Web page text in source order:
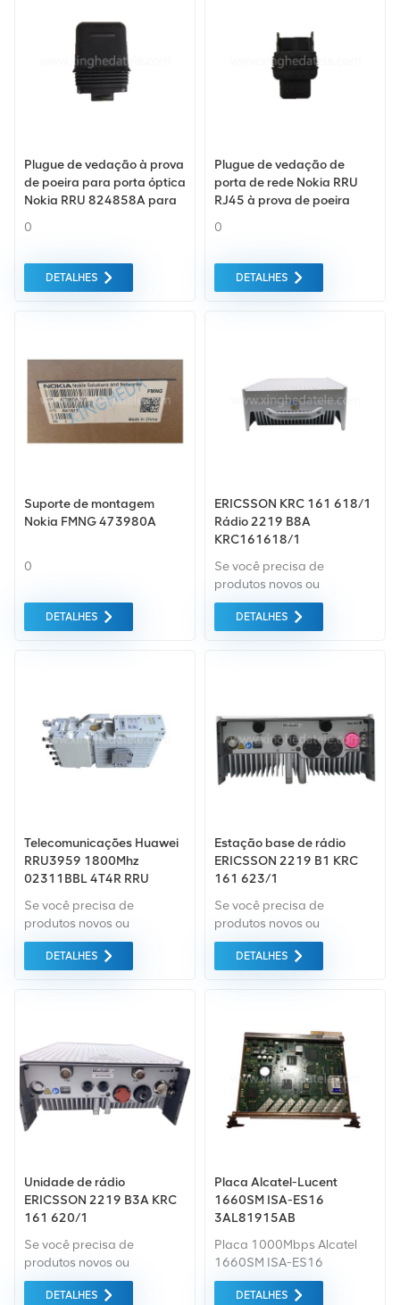
Plugue de vedação à prova
de poeira para porta óptica
Nokia RRU 824858A para
0
DETALHES
Plugue de vedação de
porta de rede Nokia RRU
RJ45 à prova de poeira
0
DETALHES
Suporte de montagem
Nokia FMNG 473980A
0
DETALHES
ERICSSON KRC 161 618/1
Rádio 2219 B8A
KRC161618/1
Se você precisa de
produtos novos ou
renovados, leva em
consideração garantia
apenas equipamentos de
possível.
DETALHES
Telecomunicações Huawei
RRU3959 1800Mhz
02311BBL 4T4R RRU
Se você precisa de
produtos novos ou
renovados, leva em
consideração garantia
apenas equipamentos de
fornecido ao melhor preço
possível.
DETALHES
Estação base de rádio
ERICSSON 2219 B1 KRC
161 623/1
Se você precisa de
produtos novos ou
renovados, leva em
consideração garantia
apenas equipamentos de
alta qualidade. Tudo isso é
fornecido ao melhor preço
possível.
DETALHES
Unidade de rádio
ERICSSON 2219 B3A KRC
161 620/1
Se você precisa de
produtos novos ou
renovados, a garantia
abrangente é padrão.
DETALHES
Placa Alcatel-Lucent
1660SM ISA-ES16
3AL81915AB
Placa 1000Mbps Alcatel
1660SM ISA-ES16
3AL81915AB 7750
DETALHES